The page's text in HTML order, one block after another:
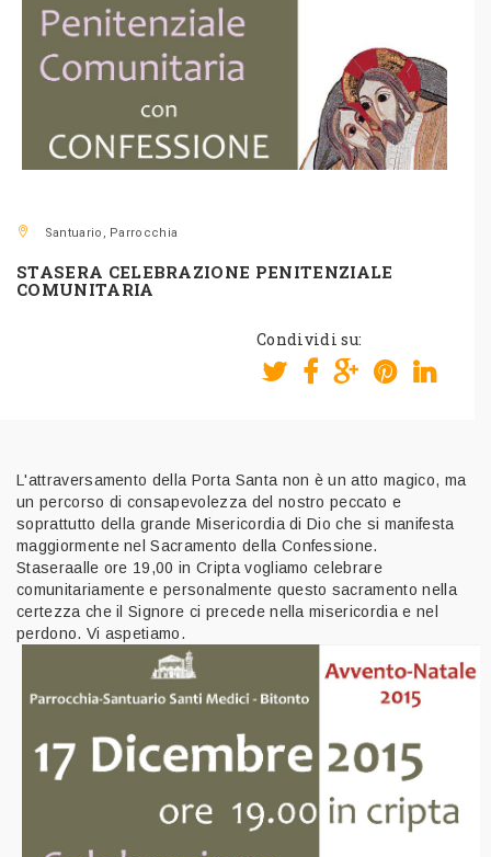
Santuario, Parrocchia
STASERA CELEBRAZIONE PENITENZIALE
COMUNITARIA
Condividi su:
L'attraversamento della Porta Santa non è un atto magico, ma
un percorso di consapevolezza del nostro peccato e
soprattutto della grande Misericordia di Dio che si manifesta
maggiormente nel Sacramento della Confessione.
Staseraalle ore 19,00 in Cripta vogliamo celebrare
comunitariamente e personalmente questo sacramento nella
certezza che il Signore ci precede nella misericordia e nel
perdono. Vi aspetiamo.